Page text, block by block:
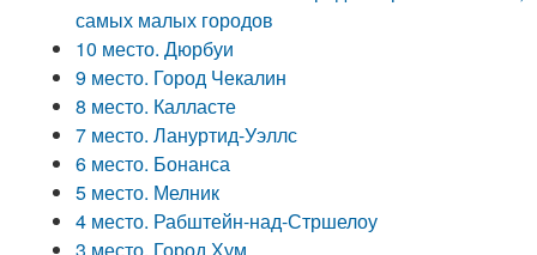
самых малых городов
10 место. Дюрбуи
9 место. Город Чекалин
8 место. Калласте
7 место. Лануртид-Уэллс
6 место. Бонанса
5 место. Мелник
4 место. Рабштейн-над-Стршелоу